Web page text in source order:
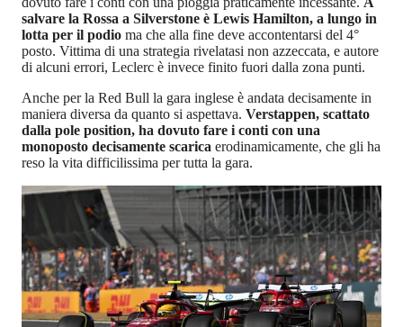
salvare la Rossa a Silverstone è Lewis Hamilton, a lungo in
lotta per il podio ma che alla fine deve accontentarsi del 4°
posto. Vittima di una strategia rivelatasi non azzeccata, e autore
di alcuni errori, Leclerc è invece finito fuori dalla zona punti.
Anche per la Red Bull la gara inglese è andata decisamente in
maniera diversa da quanto si aspettava. Verstappen, scattato
dalla pole position, ha dovuto fare i conti con una
monoposto decisamente scarica erodinamicamente, che gli ha
reso la vita difficilissima per tutta la gara.